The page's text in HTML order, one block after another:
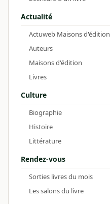
Actualité
Actuweb Maisons d'édition
Auteurs
Maisons d'édition
Livres
Culture
Biographie
Histoire
Littérature
Rendez-vous
Sorties livres du mois
Les salons du livre